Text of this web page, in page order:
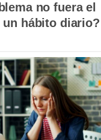
no fuera el
hábito diario?